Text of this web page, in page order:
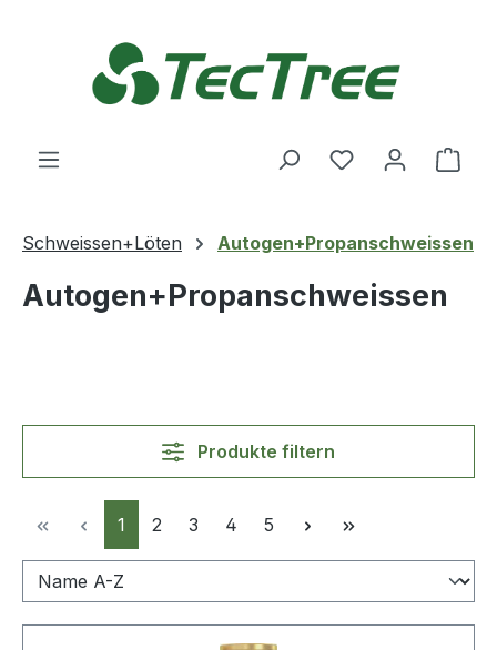
Du hast 0
Schweissen+Löten Autogen+Propanschweissen
Autogen+Propanschweissen
Produkte filtern
Seite
1 Seite
2 Seite
3 Seite
4 Seite
5